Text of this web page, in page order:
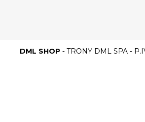
DML SHOP - TRONY DML SPA -